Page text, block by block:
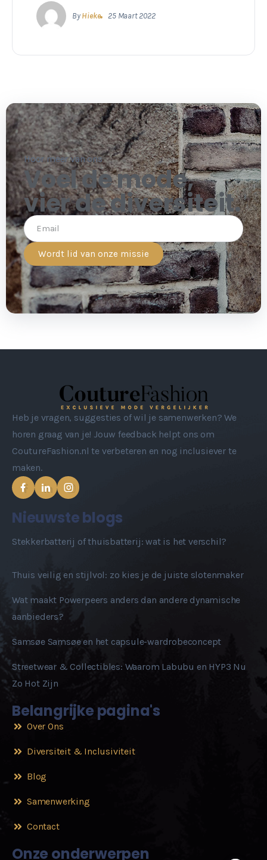
By Hieke 25 Maart 2022
Hoor meer van ons
Voel de mode,
vier de diversiteit.
Wordt lid van onze missie
Heb je vragen, suggesties of wil je samenwerken? We
horen graag van je! Jouw feedback helpt ons om
CoutureFashion.nl te verbeteren en nog inclusiever te
maken.
Nieuwste blogs
Stekkerbatterij of thuisbatterij: wat is het verschil?
Thuis veilig en stijlvol: zo kies je de juiste slotenmaker
Wat maakt Powerpeers anders dan andere dynamische
aanbieders?
Samsøe Samsøe en het capsule-wardrobeconcept
Streetwear & Collectibles: Waarom Labubu en HYP3 Nu
Zo Hot Zijn
Belangrijke pagina's
Over Ons
Diversiteit & Inclusiviteit
Blog
Samenwerking
Contact
Onze onderwerpen